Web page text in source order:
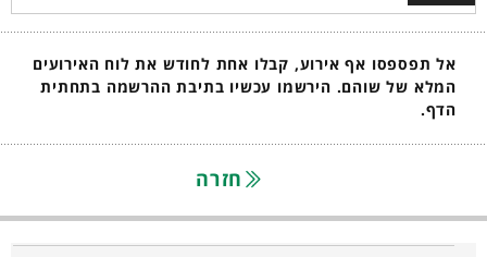
אל תפספסו אף אירוע, קבלו אחת לחודש את לוח האירועים
המלא של שוהם. הירשמו עכשיו בתיבת ההרשמה בתחתית
הדף.
חזרה